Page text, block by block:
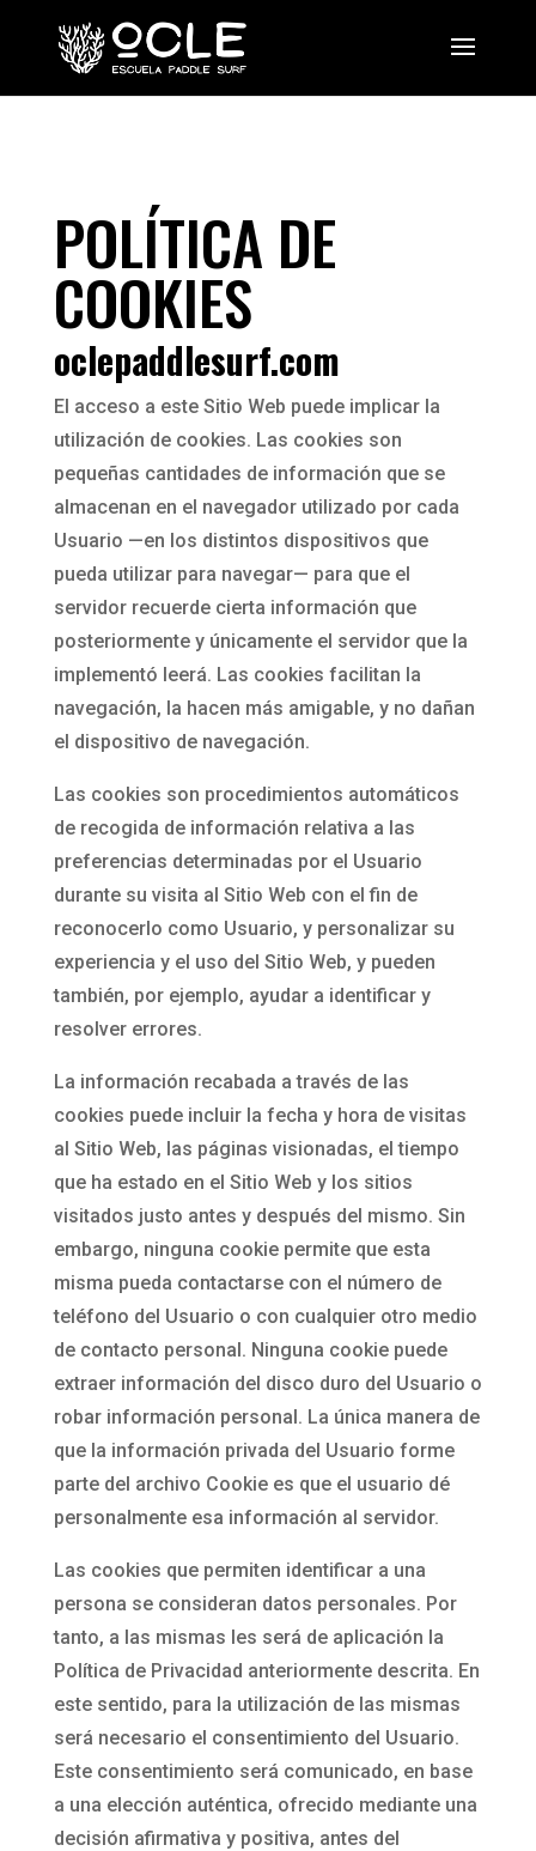
POLÍTICA DE
COOKIES
oclepaddlesurf.com
El acceso a este Sitio Web puede implicar la
utilización de cookies. Las cookies son
pequeñas cantidades de información que se
almacenan en el navegador utilizado por cada
Usuario —en los distintos dispositivos que
pueda utilizar para navegar— para que el
servidor recuerde cierta información que
posteriormente y únicamente el servidor que la
implementó leerá. Las cookies facilitan la
navegación, la hacen más amigable, y no dañan
el dispositivo de navegación.
Las cookies son procedimientos automáticos
de recogida de información relativa a las
preferencias determinadas por el Usuario
durante su visita al Sitio Web con el fin de
reconocerlo como Usuario, y personalizar su
experiencia y el uso del Sitio Web, y pueden
también, por ejemplo, ayudar a identificar y
resolver errores.
La información recabada a través de las
cookies puede incluir la fecha y hora de visitas
al Sitio Web, las páginas visionadas, el tiempo
que ha estado en el Sitio Web y los sitios
visitados justo antes y después del mismo. Sin
embargo, ninguna cookie permite que esta
misma pueda contactarse con el número de
teléfono del Usuario o con cualquier otro medio
de contacto personal. Ninguna cookie puede
extraer información del disco duro del Usuario o
robar información personal. La única manera de
que la información privada del Usuario forme
parte del archivo Cookie es que el usuario dé
personalmente esa información al servidor.
Las cookies que permiten identificar a una
persona se consideran datos personales. Por
tanto, a las mismas les será de aplicación la
Política de Privacidad anteriormente descrita. En
este sentido, para la utilización de las mismas
será necesario el consentimiento del Usuario.
Este consentimiento será comunicado, en base
a una elección auténtica, ofrecido mediante una
decisión afirmativa y positiva, antes del